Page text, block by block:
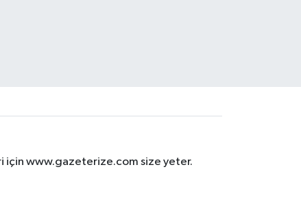
için www.gazeterize.com size yeter.